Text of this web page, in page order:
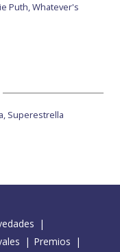
Puth, Whatever's
Superestrella
Premios